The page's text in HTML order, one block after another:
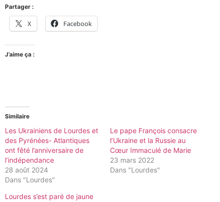
Partager :
X Facebook
J’aime ça :
Similaire
Les Ukrainiens de Lourdes et
des Pyrénées- Atlantiques
ont fêté l’anniversaire de
l’indépendance
28 août 2024
Dans "Lourdes"
Le pape François consacre
l’Ukraine et la Russie au
Cœur Immaculé de Marie
23 mars 2022
Dans "Lourdes"
Lourdes s’est paré de jaune